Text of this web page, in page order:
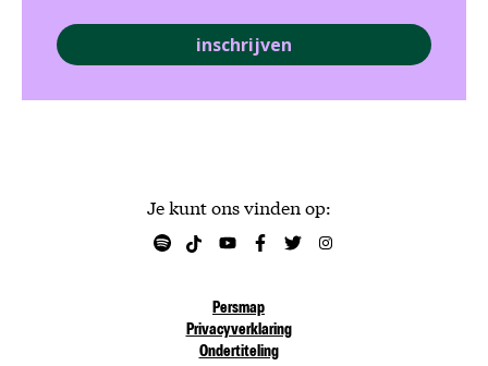
Je kunt ons vinden op:
Persmap
Privacyverklaring
Ondertiteling
inschrijven